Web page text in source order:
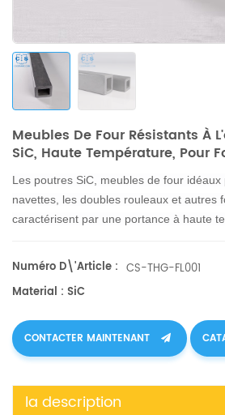
Meubles De Four Résistants À
SiC, Haute Température, Pour
Les poutres SiC, meubles de four
navettes, les doubles rouleaux et autres
caractérisent par une portance à haute
économies d'énergie.
Numéro D\'article : CS-THG-FL001
Material : SiC
CONTACTER MAINTENANT
la description